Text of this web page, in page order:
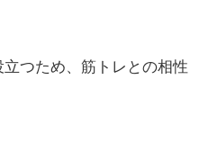
つため、筋トレとの相性